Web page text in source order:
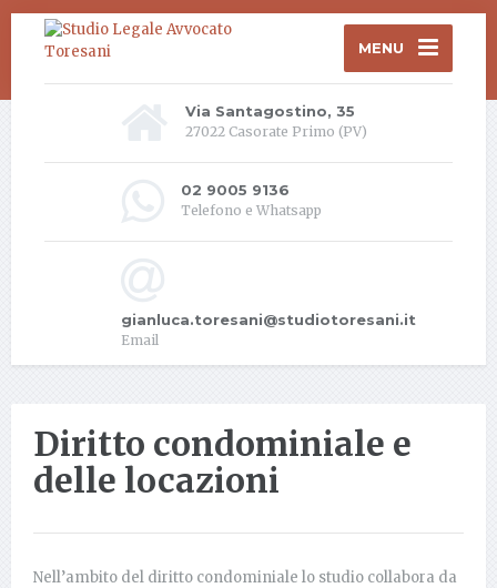
MENU
Via Santagostino, 35
27022 Casorate Primo (PV)
02 9005 9136
Telefono e Whatsapp
gianluca.toresani@studiotoresani.it
Email
Diritto condominiale e
delle locazioni
Nell’ambito del diritto condominiale lo studio collabora da